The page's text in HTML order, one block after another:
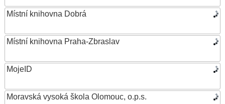
Místní knihovna Dobrá
Místní knihovna Praha-Zbraslav
MojeID
Moravská vysoká škola Olomouc, o.p.s.